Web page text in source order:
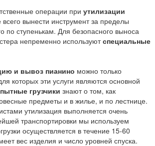
операции при утилизации
вынести инструмент за пределы
по ступенькам. Для безопасного выноса
непременно используютспециальные
и вывоз пианино можно только
которых эти услуги являются основной
грузчики знают о том, как
предметы и в жилье, и по лестнице.
утилизация выполняется очень
транспортировки мы используем
осуществляется в течение 15-60
вес изделия и число уровней спуска.